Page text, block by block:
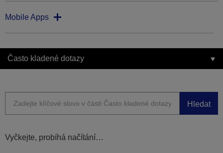
Mobile Apps
Často kladené dotazy
Hledat
Vyčkejte, probíhá načítání…